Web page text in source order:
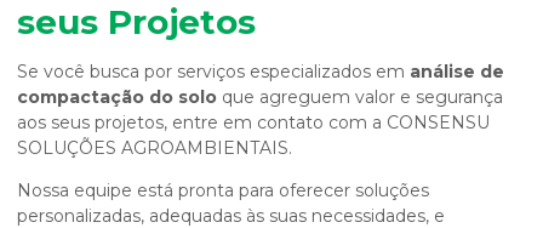
seus Projetos
Se você busca por serviços especializados em análise de
compactação do solo que agreguem valor e segurança
aos seus projetos, entre em contato com a CONSENSU
SOLUÇÕES AGROAMBIENTAIS.
Nossa equipe está pronta para oferecer soluções
personalizadas, adequadas às suas necessidades, e